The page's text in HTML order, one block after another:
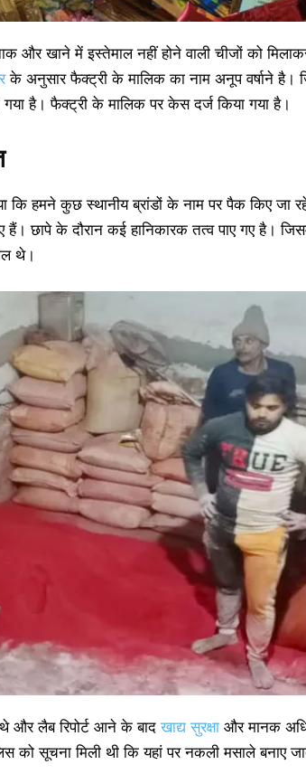
और खाने में इस्तेमाल नहीं होने वाली चीजों को
के अनुसार फैक्ट्री के मालिक का नाम अनूप वर्षाने है।
है। फैक्ट्री के मालिक पर केस दर्ज किया गया है।
कि हमने कुछ स्थानीय ब्रांडों के नाम पर पैक किए जा
छापे के दौरान कई हानिकारक तत्व पाए गए है।
थे।
और लैब रिपोर्ट आने के बादखाद्य सुरक्षा और मानक
को सूचना मिली थी कि यहां पर नकली मसाले बनाए